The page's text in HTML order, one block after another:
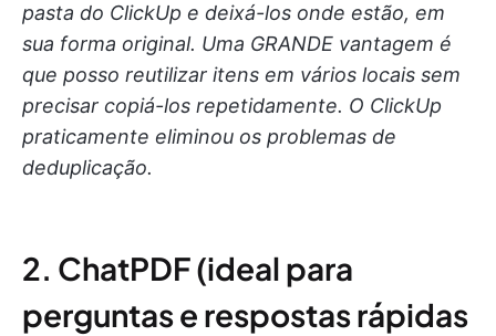
pasta do ClickUp e deixá-los onde estão, em
sua forma original. Uma GRANDE vantagem é
que posso reutilizar itens em vários locais sem
precisar copiá-los repetidamente. O ClickUp
praticamente eliminou os problemas de
deduplicação.
2. ChatPDF (ideal para
perguntas e respostas rápidas